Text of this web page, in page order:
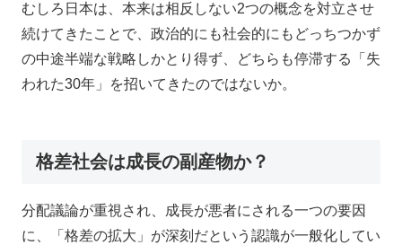
むしろ日本は、本来は相反しない2つの概念を対立させ
続けてきたことで、政治的にも社会的にもどっちつかず
の中途半端な戦略しかとり得ず、どちらも停滞する「失
われた30年」を招いてきたのではないか。
格差社会は成長の副産物か？
分配議論が重視され、成長が悪者にされる一つの要因
に、「格差の拡大」が深刻だという認識が一般化してい